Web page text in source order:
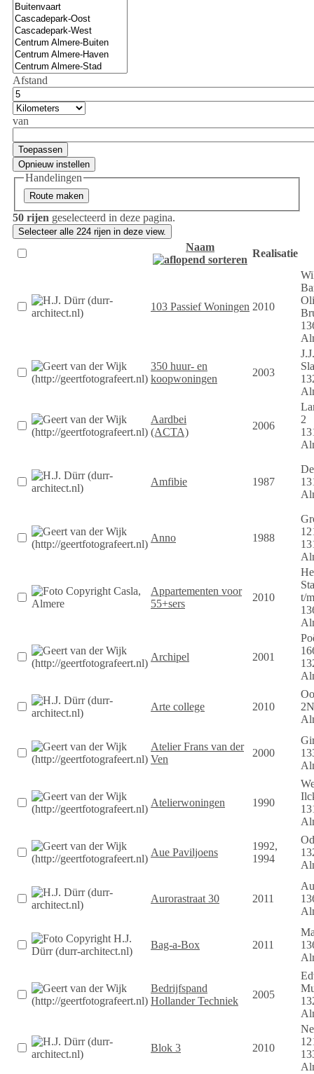
Afstand
Afstand
Eenheid
van
Handelingen
50 rijen geselecteerd in deze pagina.
Naam
Realisatie
103 Passief Woningen 2010
350 huur- en
koopwoningen
2003
J.J.
Aardbei
(ACTA)
2006
2
Amfibie 1987
Anno 1988
Appartementen voor
55+sers
2010
t/
Archipel 2001
Arte college 2010
2N
Atelier Frans van der
Ven
2000
Atelierwoningen 1990
Aue Paviljoens
1992,
1994
Aurorastraat 30 2011
Bag-a-Box 2011
Bedrijfspand
Hollander Techniek
2005
Blok 3 2010